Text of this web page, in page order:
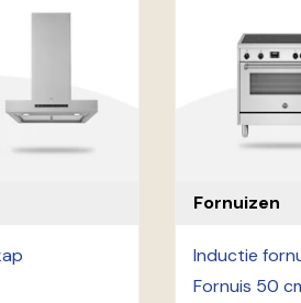
Fornuizen
Inductie
Fornuis 50